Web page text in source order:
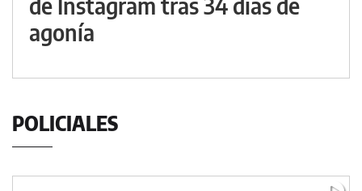
agonía
POLICIALES